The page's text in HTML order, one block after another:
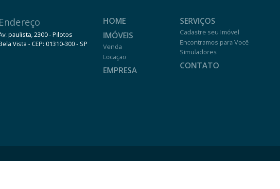
Endereço
paulista, 2300 - Pilotos
Vista - CEP: 01310-300 - SP
HOME
IMÓVEIS
Venda
Locação
EMPRESA
SERVIÇOS
Cadastre seu Imóvel
Encontramos para Você
Simuladores
CONTATO